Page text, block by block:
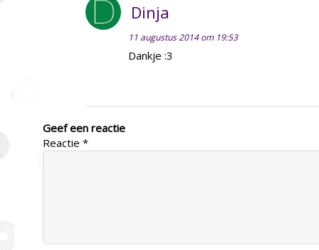
Dinja
11 augustus 2014 om 19:53
Dankje :3
Geef een reactie
Reactie *